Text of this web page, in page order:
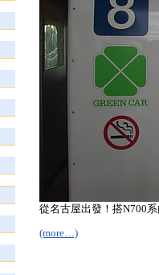
從名古屋出發！搭N700
(more…)